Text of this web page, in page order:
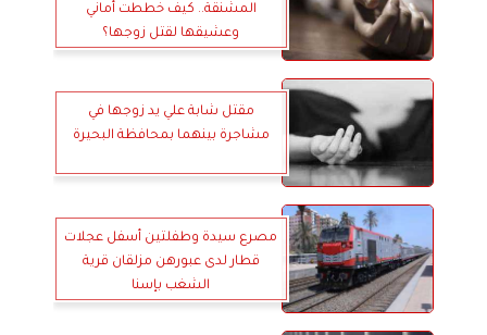
المشنقة.. كيف خططت أماني
وعشيقها لقتل زوجها؟
مقتل شابة علي يد زوجها في
مشاجرة بينهما بمحافظة البحيرة
مصرع سيدة وطفلتين أسفل عجلات
قطار لدى عبورهن مزلقان قرية
الشغب بإسنا